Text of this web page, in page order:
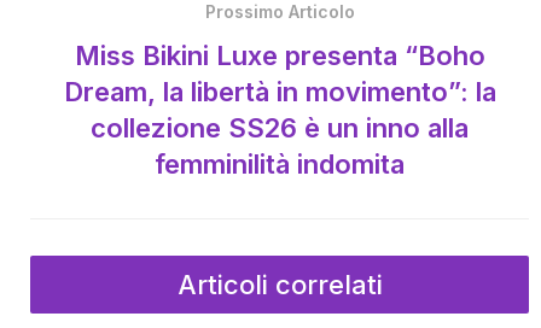
Prossimo Articolo
Miss Bikini Luxe presenta “Boho
Dream, la libertà in movimento”: la
collezione SS26 è un inno alla
femminilità indomita
Articoli correlati